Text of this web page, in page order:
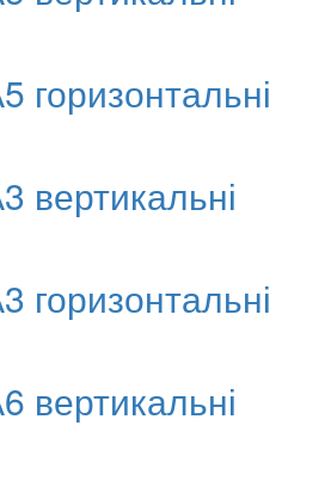
горизонтальні
вертикальні
горизонтальні
вертикальні